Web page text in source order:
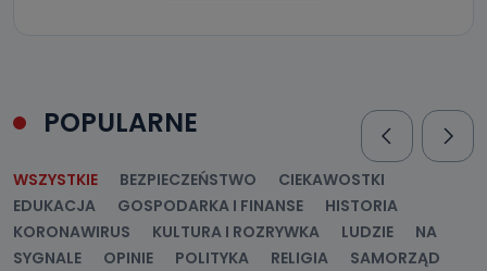
POPULARNE
WSZYSTKIE BEZPIECZEŃSTWO
CIEKAWOSTKI
EDUKACJA
GOSPODARKA I FINANSE
HISTORIA
KORONAWIRUS
KULTURA I ROZRYWKA LUDZIE
NA
SYGNALE
OPINIE POLITYKA RELIGIA
SAMORZĄD